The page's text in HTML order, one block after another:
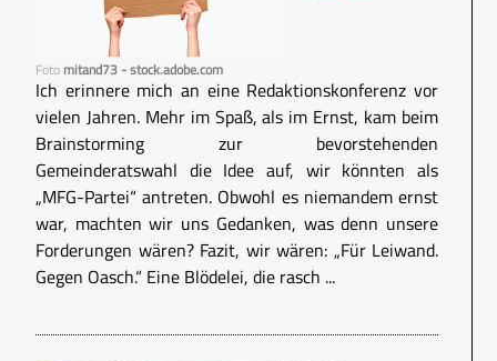
Foto mitand73 - stock.adobe.com
Ich erinnere mich an eine Redaktionskonferenz vor
vielen Jahren. Mehr im Spaß, als im Ernst, kam beim
Brainstorming zur bevorstehenden
Gemeinderatswahl die Idee auf, wir könnten als
„MFG-Partei“ antreten. Obwohl es niemandem ernst
war, machten wir uns Gedanken, was denn unsere
Forderungen wären? Fazit, wir wären: „Für Leiwand.
Gegen Oasch.“ Eine Blödelei, die rasch ...